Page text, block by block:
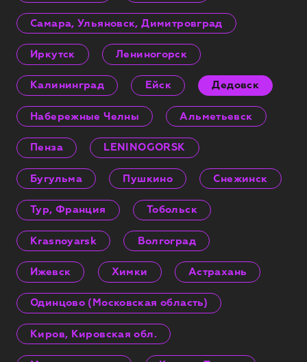
Самара, Ульяновск, Димитровград
Иркутск Лениногорск
Калининград Ейск Дедовск
Набережные Челны Альметьевск
Пенза LENINOGORSK
Бугульма Пушкино Снежинск
Тур, Франция Тобольск
Krasnoyarsk Волгоград
Ижевск Химки Астрахань
Одинцово (Московская область)
Киров, Кировская обл.